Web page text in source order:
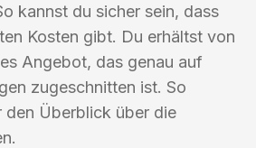
kannst du sicher sein, dass
Kosten gibt. Du erhältst von
Angebot, das genau auf
zugeschnitten ist. So
den Überblick über die